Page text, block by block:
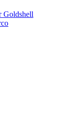
Goldshell